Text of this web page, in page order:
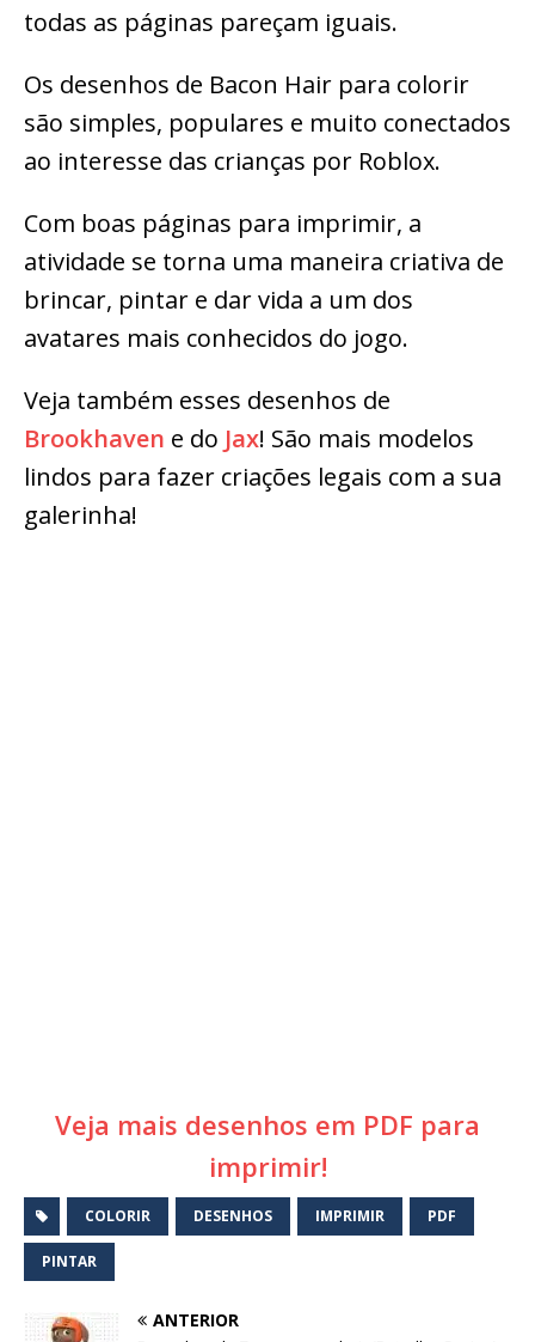
todas as páginas pareçam iguais.
Os desenhos de Bacon Hair para colorir
são simples, populares e muito conectados
ao interesse das crianças por Roblox.
Com boas páginas para imprimir, a
atividade se torna uma maneira criativa de
brincar, pintar e dar vida a um dos
avatares mais conhecidos do jogo.
Veja também esses desenhos de
Brookhaven e do Jax! São mais modelos
lindos para fazer criações legais com a sua
galerinha!
Veja mais desenhos em PDF para
imprimir!
COLORIR DESENHOS IMPRIMIR PDF
PINTAR
ANTERIOR